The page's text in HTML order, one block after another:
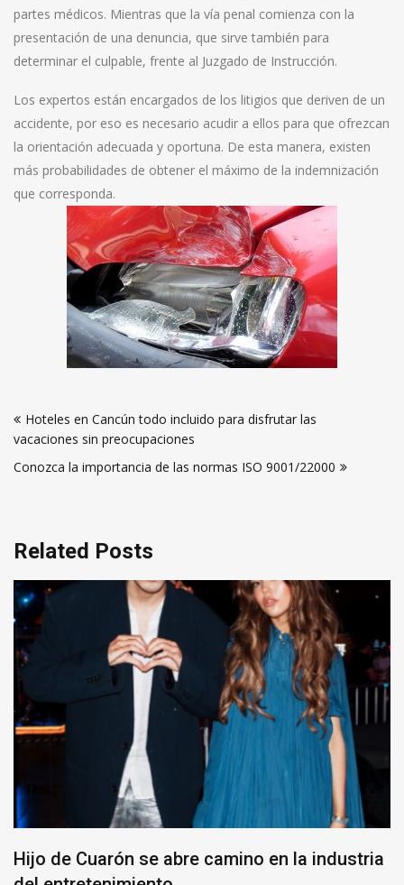
partes médicos. Mientras que la vía penal comienza con la
presentación de una denuncia, que sirve también para
determinar el culpable, frente al Juzgado de Instrucción.
Los expertos están encargados de los litigios que deriven de un
accidente, por eso es necesario acudir a ellos para que ofrezcan
la orientación adecuada y oportuna. De esta manera, existen
más probabilidades de obtener el máximo de la indemnización
que corresponda.
de
entradas
Hoteles en Cancún todo incluido para disfrutar las
vacaciones sin preocupaciones
Conozca la importancia de las normas ISO 9001/22000
Related Posts
Hijo de Cuarón se abre camino en la industria